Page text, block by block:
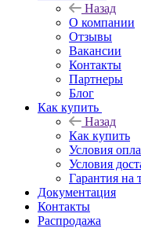
Назад
О компании
Отзывы
Вакансии
Контакты
Партнеры
Блог
Как купить
Назад
Как купить
Условия
Условия
Гарантия на
Документация
Контакты
Распродажа